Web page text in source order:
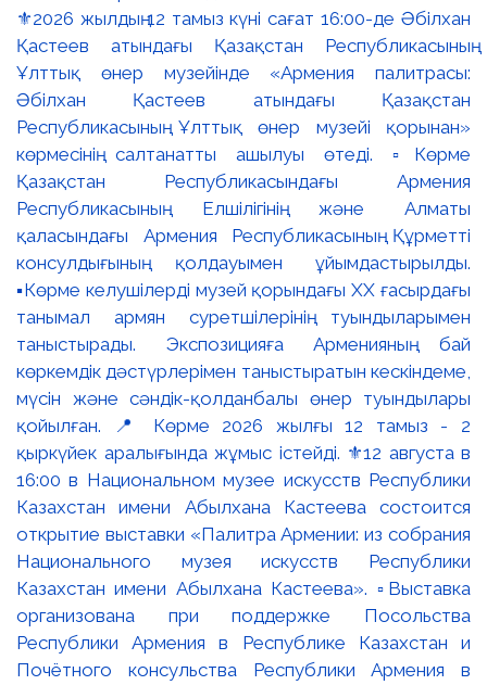
⚜️2026 жылдың 12 тамыз күні сағат 16:00-де Әбілхан
Қастеев атындағы Қазақстан Республикасының
Ұлттық өнер музейінде «Армения палитрасы:
Әбілхан Қастеев атындағы Қазақстан
Республикасының Ұлттық өнер музейі қорынан»
көрмесінің салтанатты ашылуы өтеді. ▫️Көрме
Қазақстан Республикасындағы Армения
Республикасының Елшілігінің және Алматы
қаласындағы Армения Республикасының Құрметті
консулдығының қолдауымен ұйымдастырылды.
▪️Көрме келушілерді музей қорындағы ХХ ғасырдағы
танымал армян суретшілерінің туындыларымен
таныстырады. Экспозицияға Арменияның бай
көркемдік дәстүрлерімен таныстыратын кескіндеме,
мүсін және сәндік-қолданбалы өнер туындылары
қойылған. 📍 Көрме 2026 жылғы 12 тамыз - 2
қыркүйек аралығында жұмыс істейді. ⚜️12 августа в
16:00 в Национальном музее искусств Республики
Казахстан имени Абылхана Кастеева состоится
открытие выставки «Палитра Армении: из собрания
Национального музея искусств Республики
Казахстан имени Абылхана Кастеева». ▫️Выставка
организована при поддержке Посольства
Республики Армения в Республике Казахстан и
Почётного консульства Республики Армения в